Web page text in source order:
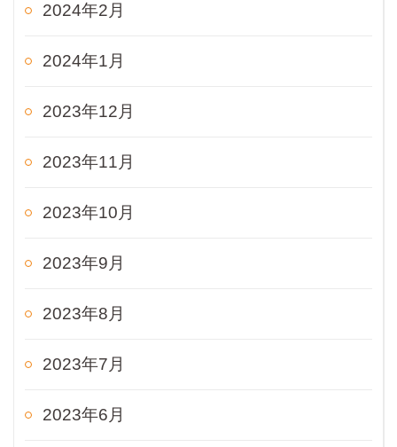
2024年2月
2024年1月
2023年12月
2023年11月
2023年10月
2023年9月
2023年8月
2023年7月
2023年6月